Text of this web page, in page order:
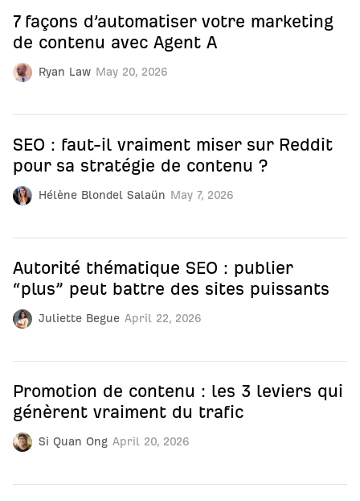
Ryan Law May 20, 2026
7 façons d’automatiser votre marketing
de contenu avec Agent A
Hélène Blondel Salaün May 7, 2026
SEO : faut-il vraiment miser sur Reddit
pour sa stratégie de contenu ?
Juliette Begue April 22, 2026
Autorité thématique SEO : publier
“plus” peut battre des sites puissants
Si Quan Ong April 20, 2026
Promotion de contenu : les 3 leviers qui
génèrent vraiment du trafic